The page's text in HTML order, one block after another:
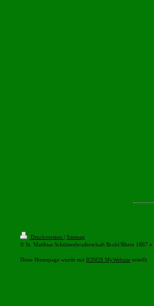
Druckversion | Sitemap
© St. Matthias Schützenbruderschaft Brohl/Rhein 1867 e.
Diese Homepage wurde mit IONOS MyWebsite erstellt.